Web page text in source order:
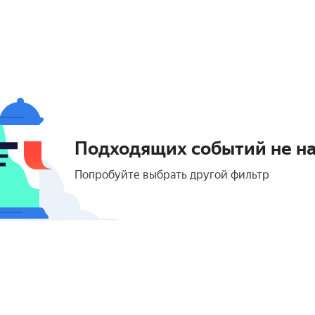
Подходящих событий не
Попробуйте выбрать другой фильтр